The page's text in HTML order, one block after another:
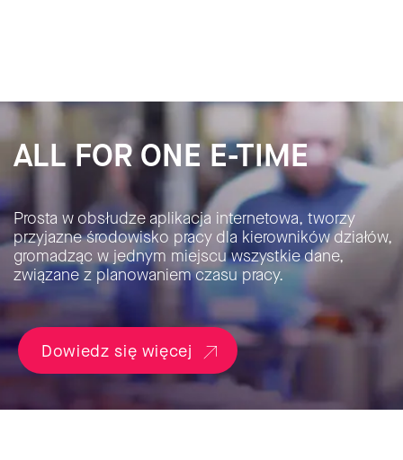
ALL FOR ONE E-TIME
Prosta w obsłudze aplikacja internetowa, tworzy
przyjazne środowisko pracy dla kierowników działów,
gromadząc w jednym miejscu wszystkie dane,
związane z planowaniem czasu pracy.
Dowiedz się więcej